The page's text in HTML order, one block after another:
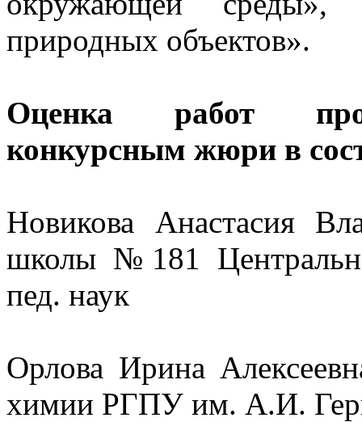
природных объектов».
Оценка работ
конкурсным жюри в
Новикова Анастасия
школы №181
пед. наук
Орлова Ирина
химии РГПУ им. А.И.